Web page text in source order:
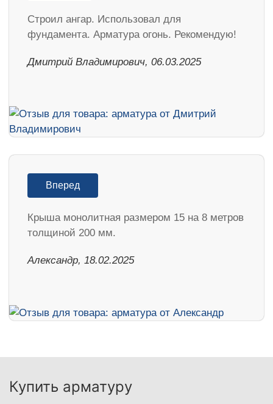
Строил ангар. Использовал для
фундамента. Арматура огонь. Рекомендую!
Дмитрий Владимирович, 06.03.2025
Вперед
Крыша монолитная размером 15 на 8 метров
толщиной 200 мм.
Александр, 18.02.2025
Купить арматуру